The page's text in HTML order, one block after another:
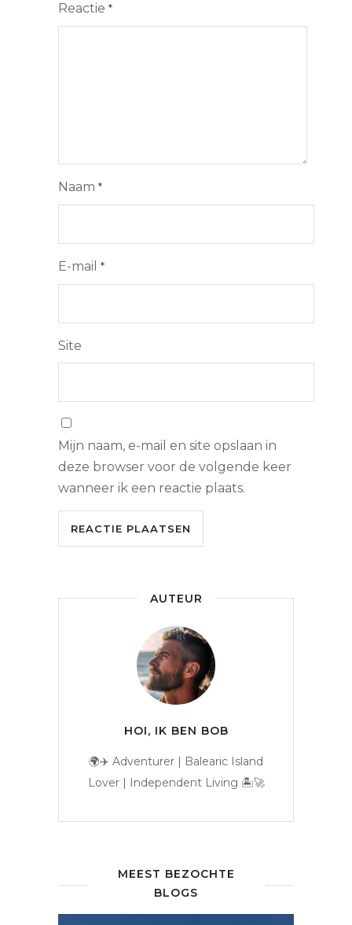
Reactie *
Naam *
E-mail *
Site
Mijn naam, e-mail en site opslaan in
deze browser voor de volgende keer
wanneer ik een reactie plaats.
AUTEUR
HOI, IK BEN BOB
🌍✈️ Adventurer | Balearic Island
Lover | Independent Living 🏝️🚀
MEEST BEZOCHTE
BLOGS